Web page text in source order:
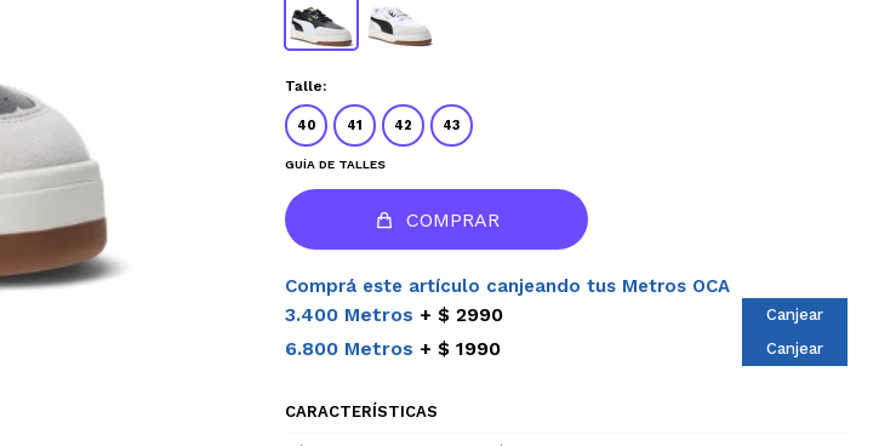
Talle:
40 41 42 43
GUÍA DE TALLES
COMPRAR
Comprá este artículo canjeando tus Metros OCA
3.400 Metros $ 2990 Canjear
6.800 Metros $ 1990 Canjear
CARACTERÍSTICAS